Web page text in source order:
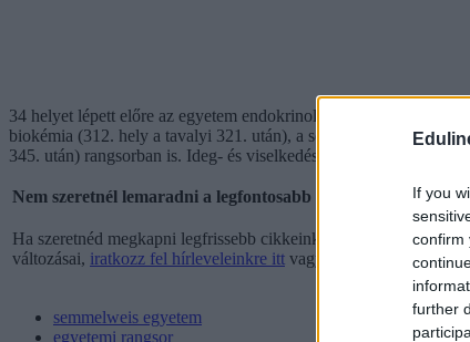
If you
confirm
further
34 helyet lépett előre az egyetem endokrinológia és
biokémia (312. hely a tavalyi 321. után), a sejtbiológia (198.
345. után) rangsorban is. Ideg- és viselkedéstudomány terén a
Nem szeretnél lemaradni a legfontosabb információkról?
Ha szeretnéd megkapni legfrissebb cikkeinket az érettségiről,
változásai, iratkozz fel hírleveleinkre itt vagy kattints az oldal
semmelweis egyetem
egyetemi rangsor